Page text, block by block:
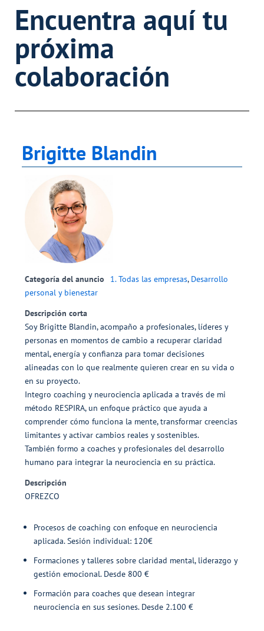
Encuentra aquí tu
próxima
colaboración
Brigitte Blandin
Categoría del anuncio 1. Todas las empresas, Desarrollo
personal y bienestar
Descripción corta
Soy Brigitte Blandin, acompaño a profesionales, líderes y
personas en momentos de cambio a recuperar claridad
mental, energía y confianza para tomar decisiones
alineadas con lo que realmente quieren crear en su vida o
en su proyecto.
Integro coaching y neurociencia aplicada a través de mi
método RESPIRA, un enfoque práctico que ayuda a
comprender cómo funciona la mente, transformar creencias
limitantes y activar cambios reales y sostenibles.
También formo a coaches y profesionales del desarrollo
humano para integrar la neurociencia en su práctica.
Descripción
OFREZCO
Procesos de coaching con enfoque en neurociencia
aplicada. Sesión individual: 120€
Formaciones y talleres sobre claridad mental, liderazgo y
gestión emocional. Desde 800 €
Formación para coaches que desean integrar
neurociencia en sus sesiones. Desde 2.100 €